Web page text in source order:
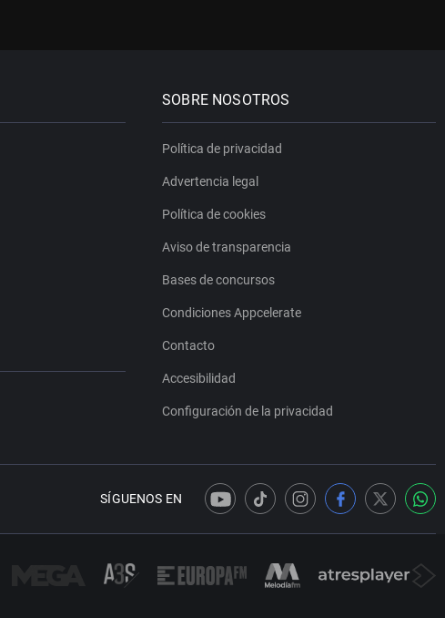
SOBRE NOSOTROS
Política de privacidad
Advertencia legal
Política de cookies
Aviso de transparencia
Bases de concursos
Condiciones Appcelerate
Contacto
Accesibilidad
Configuración de la privacidad
SÍGUENOS EN